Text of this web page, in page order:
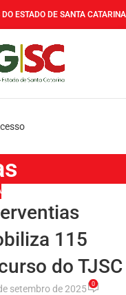
ESTADO DE SANTA CATARINA
115
do TJSC
setembro de 2025 0